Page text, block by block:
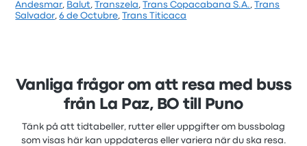
Baserat på 31 recensioner har företaget 2 stjärnor
Andesmar, Balut,Transzela,Trans Copacabana S.A. ,Trans
Salvador,6 de Octubre,Trans Titicaca
Vanliga frågor om att resa med buss
från La Paz, BO till Puno
Tänk på att tidtabeller, rutter eller uppgifter om bussbolag
som visas här kan uppdateras eller variera när du ska resa.